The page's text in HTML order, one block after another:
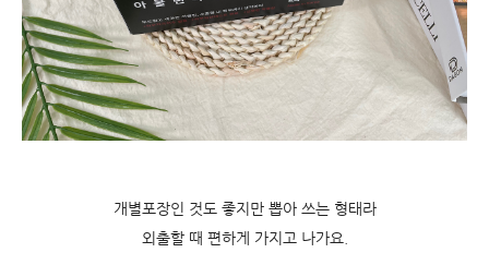
개별포장인 것도 좋지만 뽑아 쓰는 형태라
외출할 때 편하게 가지고 나가요.